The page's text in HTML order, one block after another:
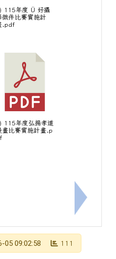
國象棋文化協會舉辦「2026 夏
115年度 Ü 好攝
徵件比賽實施計
.pdf
115年度弘揚孝道
畫比賽實施計畫.p
下一筆：
05 09:02:58 111